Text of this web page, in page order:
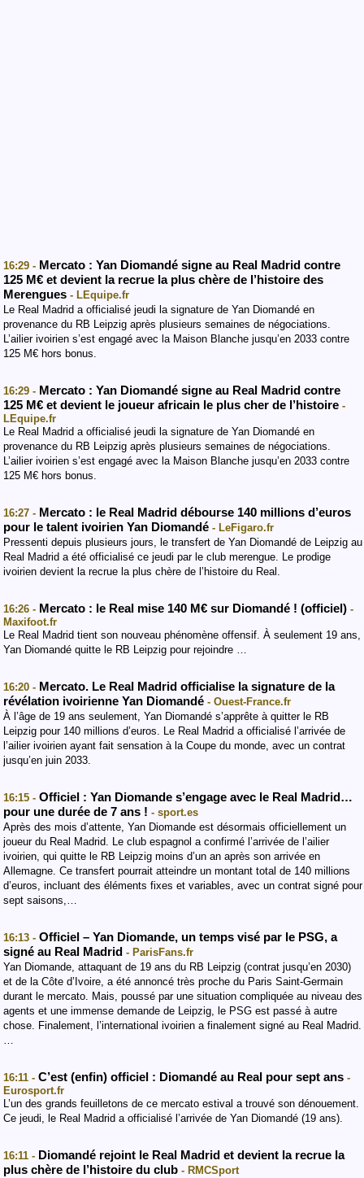
16:29 - Mercato : Yan Diomandé signe au Real Madrid contre
125 M€ et devient la recrue la plus chère de l’histoire des
Merengues - LEquipe.fr
Le Real Madrid a officialisé jeudi la signature de Yan Diomandé en
provenance du RB Leipzig après plusieurs semaines de négociations.
L’ailier ivoirien s’est engagé avec la Maison Blanche jusqu’en 2033 contre
125 M€ hors bonus.
16:29 - Mercato : Yan Diomandé signe au Real Madrid contre
125 M€ et devient le joueur africain le plus cher de l’histoire -
LEquipe.fr
Le Real Madrid a officialisé jeudi la signature de Yan Diomandé en
provenance du RB Leipzig après plusieurs semaines de négociations.
L’ailier ivoirien s’est engagé avec la Maison Blanche jusqu’en 2033 contre
125 M€ hors bonus.
16:27 - Mercato : le Real Madrid débourse 140 millions d’euros
pour le talent ivoirien Yan Diomandé - LeFigaro.fr
Pressenti depuis plusieurs jours, le transfert de Yan Diomandé de Leipzig au
Real Madrid a été officialisé ce jeudi par le club merengue. Le prodige
ivoirien devient la recrue la plus chère de l’histoire du Real.
16:26 - Mercato : le Real mise 140 M€ sur Diomandé ! (officiel) -
Maxifoot.fr
Le Real Madrid tient son nouveau phénomène offensif. À seulement 19 ans,
Yan Diomandé quitte le RB Leipzig pour rejoindre …
16:20 - Mercato. Le Real Madrid officialise la signature de la
révélation ivoirienne Yan Diomandé - Ouest-France.fr
À l’âge de 19 ans seulement, Yan Diomandé s’apprête à quitter le RB
Leipzig pour 140 millions d’euros. Le Real Madrid a officialisé l’arrivée de
l’ailier ivoirien ayant fait sensation à la Coupe du monde, avec un contrat
jusqu’en juin 2033.
16:15 - Officiel : Yan Diomande s’engage avec le Real Madrid…
pour une durée de 7 ans ! - sport.es
Après des mois d’attente, Yan Diomande est désormais officiellement un
joueur du Real Madrid. Le club espagnol a confirmé l’arrivée de l’ailier
ivoirien, qui quitte le RB Leipzig moins d’un an après son arrivée en
Allemagne. Ce transfert pourrait atteindre un montant total de 140 millions
d’euros, incluant des éléments fixes et variables, avec un contrat signé pour
sept saisons,…
16:13 - Officiel – Yan Diomande, un temps visé par le PSG, a
signé au Real Madrid - ParisFans.fr
Yan Diomande, attaquant de 19 ans du RB Leipzig (contrat jusqu’en 2030)
et de la Côte d’Ivoire, a été annoncé très proche du Paris Saint-Germain
durant le mercato. Mais, poussé par une situation compliquée au niveau des
agents et une immense demande de Leipzig, le PSG est passé à autre
chose. Finalement, l’international ivoirien a finalement signé au Real Madrid.
…
16:11 - C’est (enfin) officiel : Diomandé au Real pour sept ans -
Eurosport.fr
L’un des grands feuilletons de ce mercato estival a trouvé son dénouement.
Ce jeudi, le Real Madrid a officialisé l’arrivée de Yan Diomandé (19 ans).
16:11 - Diomandé rejoint le Real Madrid et devient la recrue la
plus chère de l’histoire du club - RMCSport